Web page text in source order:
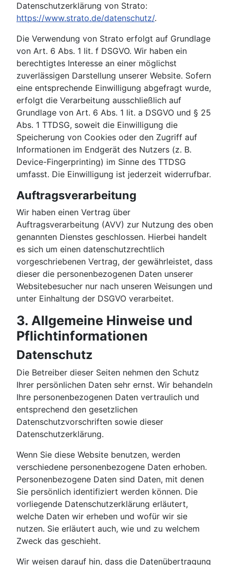
Datenschutzerklärung von Strato:
https://www.strato.de/datenschutz/.
Die Verwendung von Strato erfolgt auf Grundlage
von Art. 6 Abs. 1 lit. f DSGVO. Wir haben ein
berechtigtes Interesse an einer möglichst
zuverlässigen Darstellung unserer Website. Sofern
eine entsprechende Einwilligung abgefragt wurde,
erfolgt die Verarbeitung ausschließlich auf
Grundlage von Art. 6 Abs. 1 lit. a DSGVO und § 25
Abs. 1 TTDSG, soweit die Einwilligung die
Speicherung von Cookies oder den Zugriff auf
Informationen im Endgerät des Nutzers (z. B.
Device-Fingerprinting) im Sinne des TTDSG
umfasst. Die Einwilligung ist jederzeit widerrufbar.
Auftragsverarbeitung
Wir haben einen Vertrag über
Auftragsverarbeitung (AVV) zur Nutzung des oben
genannten Dienstes geschlossen. Hierbei handelt
es sich um einen datenschutzrechtlich
vorgeschriebenen Vertrag, der gewährleistet, dass
dieser die personenbezogenen Daten unserer
Websitebesucher nur nach unseren Weisungen und
unter Einhaltung der DSGVO verarbeitet.
3. Allgemeine Hinweise und
Pflicht­informationen
Datenschutz
Die Betreiber dieser Seiten nehmen den Schutz
Ihrer persönlichen Daten sehr ernst. Wir behandeln
Ihre personenbezogenen Daten vertraulich und
entsprechend den gesetzlichen
Datenschutzvorschriften sowie dieser
Datenschutzerklärung.
Wenn Sie diese Website benutzen, werden
verschiedene personenbezogene Daten erhoben.
Personenbezogene Daten sind Daten, mit denen
Sie persönlich identifiziert werden können. Die
vorliegende Datenschutzerklärung erläutert,
welche Daten wir erheben und wofür wir sie
nutzen. Sie erläutert auch, wie und zu welchem
Zweck das geschieht.
Wir weisen darauf hin, dass die Datenübertragung